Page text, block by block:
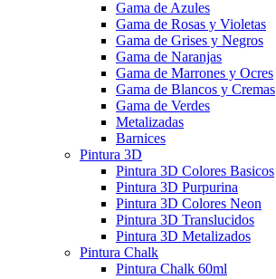
Gama de Azules
Gama de Rosas y Violetas
Gama de Grises y Negros
Gama de Naranjas
Gama de Marrones y Ocres
Gama de Blancos y Cremas
Gama de Verdes
Metalizadas
Barnices
Pintura 3D
Pintura 3D Colores Basicos
Pintura 3D Purpurina
Pintura 3D Colores Neon
Pintura 3D Translucidos
Pintura 3D Metalizados
Pintura Chalk
Pintura Chalk 60ml